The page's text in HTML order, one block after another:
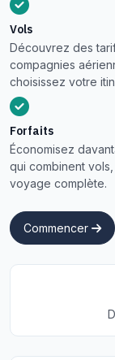
Vols
Découvrez des
compagnies
choisissez votre
Forfaits
Économisez
qui combinent
voyage complète.
Commencer